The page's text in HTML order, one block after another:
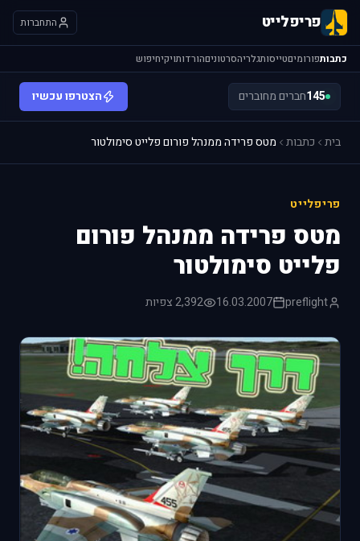
פריפלייט התחברות
כתבותפורומיםטייסותגלריהסרטוניםהורדותויקיחיפוש
145חברים מחוברים הצטרפו עכשיו
בית כתבות מטס פרידה ממנהל פורום פלייט סימולטור
פריפלייט
מטס פרידה ממנהל פורום
פלייט סימולטור
preflight
16.03.2007 2,392 צפיות